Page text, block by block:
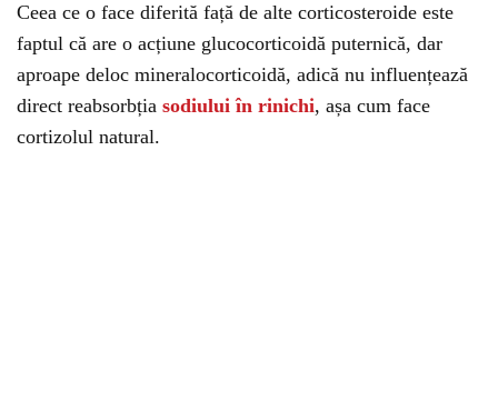
Ceea ce o face diferită față de alte corticosteroide este
faptul că are o acțiune glucocorticoidă puternică, dar
aproape deloc mineralocorticoidă, adică nu influențează
direct reabsorbția sodiului în rinichi, așa cum face
cortizolul natural.